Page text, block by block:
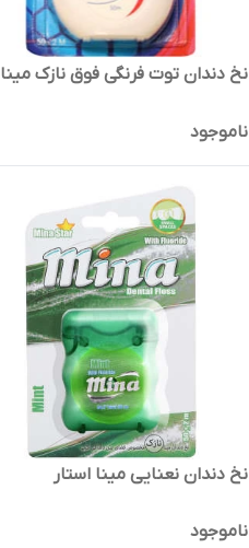
نخ دندان توت فرنگی فوق نازک مینا
ناموجود
نخ دندان نعنایی مینا استار
ناموجود